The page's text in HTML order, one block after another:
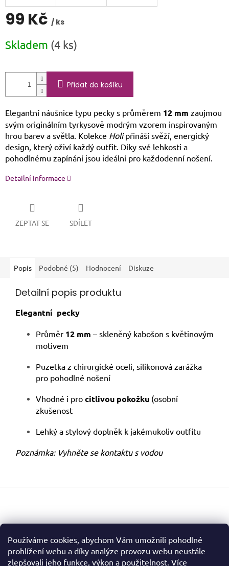
Používáme cookies, abychom Vám umožnili pohodlné
prohlížení webu a díky analýze provozu webu neustále
zlepšovali jeho funkce, výkon a použitelnost. Více
99 Kč / ks
cena:
Skladem (4 ks)
Přidat do košíku
Elegantní náušnice typu pecky s průměrem 12 mm zaujmou
svým originálním tyrkysově modrým vzorem inspirovaným
hrou barev a světla. Kolekce Holipřináší svěží, energický
design, který oživí každý outfit. Díky své lehkosti a
pohodlnému zapínání jsou ideální pro každodenní nošení.
Detailní informace
ZEPTAT SE SDÍLET
Popis Podobné (5) Hodnocení Diskuze
Detailní popis produktu
Elegantní pecky
Průměr 12 mm – skleněný kabošon s květinovým
motivem
Puzetka z chirurgické oceli, silikonová zarážka
pro pohodlné nošení
Vhodné i pro citlivou pokožku (osobní
zkušenost
Lehký a stylový doplněk k jakémukoliv outfitu
Poznámka: Vyhněte se kontaktu s vodou
Z
a
Facebook